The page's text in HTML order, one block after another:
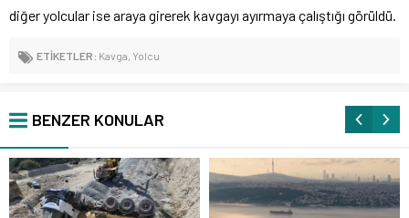
diğer yolcular ise araya girerek kavgayı ayırmaya çalıştığı görüldü.
ETİKETLER: Kavga, Yolcu
BENZER KONULAR